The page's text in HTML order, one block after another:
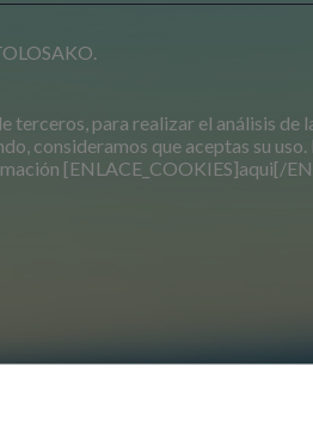
para realizar el análisis de
consideramos que aceptas su
[ENLACE_COOKIES]aqui[/